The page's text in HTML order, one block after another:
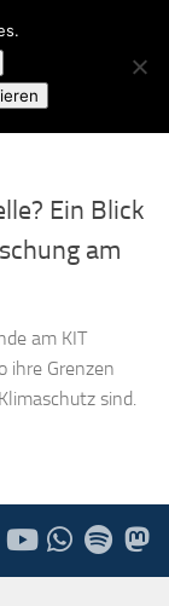
Ein Blick
am
am KIT
ihre Grenzen
sind.